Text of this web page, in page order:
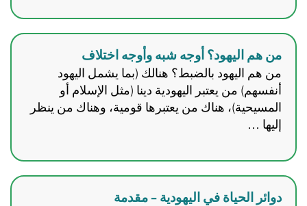
من هم اليهود؟ أوجه شبه وأوجه اختلاف
من هم اليهود بالضبط؟ هنالك (بما يشمل اليهود
أنفسهم) من يعتبر اليهودية دينا (مثل الإسلام أو
المسيحية)، هناك من يعتبرها قومية، وهناك من ينظر
إليها …
دوائر الحياة في اليهودية – مقدمة